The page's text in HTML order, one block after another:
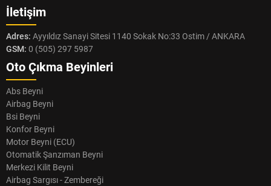
İletişim
Adres: Ayyıldız Sanayi Sitesi 1140 Sokak No:33 Ostim / ANKARA
GSM: 0 (505) 297 5987
Oto Çıkma Beyinleri
Abs Beyni
Airbag Beyni
Bsi Beyni
Konfor Beyni
Motor Beyni (ECU)
Otomatik Şanzıman Beyni
Merkezi Kilit Beyni
Airbag Sargısı - Zembereği